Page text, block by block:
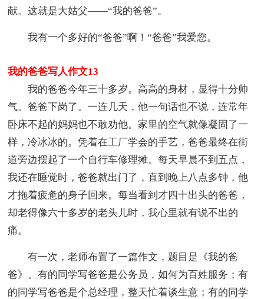
献。这就是大姑父——“我的爸爸”。
我有一个多好的“爸爸”啊！“爸爸”我爱您。
我的爸爸写人作文13
我的爸爸今年三十多岁。高高的身材，显得十分帅
气。爸爸下岗了。一连几天，他一句话也不说，连常年
卧床不起的妈妈也不敢劝他。家里的空气就像凝固了一
样，冷冰冰的。凭着在工厂学会的手艺，爸爸最终在街
道旁边摆起了一个自行车修理摊。每天早晨不到五点，
我还在睡觉时，爸爸就出门了，直到晚上八点多钟，他
才拖着疲惫的身子回来。每当看到才四十出头的爸爸，
却老得像六十多岁的老头儿时，我心里就有说不出的
痛。
有一次，老师布置了一篇作文，题目是《我的爸
爸》。有的同学写爸爸是公务员，如何为百姓服务；有
的同学写爸爸是个总经理，整天忙着谈生意；有的同学